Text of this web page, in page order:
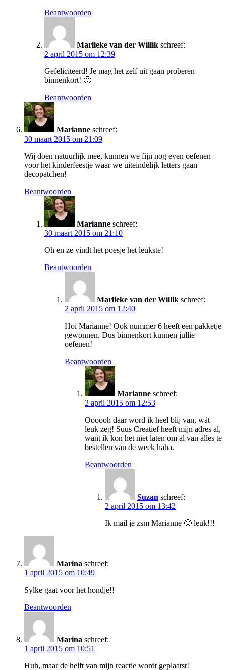
Beantwoorden
Marlieke van der Willik schreef:
2 april 2015 om 12:39
Gefeliciteerd! Je mag het zelf uit gaan proberen
binnenkort! 🙂
Beantwoorden
Marianne schreef:
30 maart 2015 om 21:09
Wij doen natuurlijk mee, kunnen we fijn nog even oefenen
voor het kinderfeestje waar we uiteindelijk letters gaan
decopatchen!
Beantwoorden
Marianne schreef:
30 maart 2015 om 21:10
Oh en ze vindt het poesje het leukste!
Beantwoorden
Marlieke van der Willik schreef:
2 april 2015 om 12:40
Hoi Marianne! Ook nummer 6 heeft een pakketje
gewonnen. Dus binnenkort kunnen jullie
oefenen!
Beantwoorden
Marianne schreef:
2 april 2015 om 12:53
Oooooh daar word ik heel blij van, wát
leuk zeg! Suus Creatief heeft mijn adres al,
want ik kon het niet laten om al van alles te
bestellen van de week haha.
Beantwoorden
Suzan schreef:
2 april 2015 om 13:42
Ik mail je zsm Marianne 🙂 leuk!!!
Marina schreef:
1 april 2015 om 10:49
Sylke gaat voor het hondje!!
Beantwoorden
Marina schreef:
1 april 2015 om 10:51
Huh, maar de helft van mijn reactie wordt geplaatst!